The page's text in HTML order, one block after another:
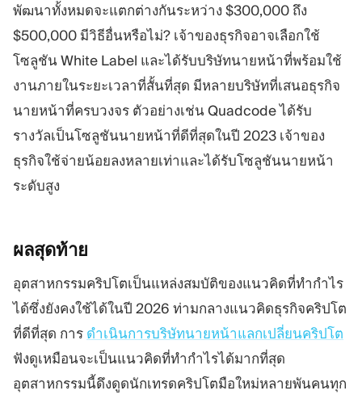
พัฒนาทั้งหมดจะแตกต่างกันระหว่าง $300,000 ถึง
$500,000 มีวิธีอื่นหรือไม่? เจ้าของธุรกิจอาจเลือกใช้
โซลูชัน White Label และได้รับบริษัทนายหน้าที่พร้อมใช้
งานภายในระยะเวลาที่สั้นที่สุด มีหลายบริษัทที่เสนอธุรกิจ
นายหน้าที่ครบวงจร ตัวอย่างเช่น Quadcode ได้รับ
รางวัลเป็นโซลูชันนายหน้าที่ดีที่สุดในปี 2023 เจ้าของ
ธุรกิจใช้จ่ายน้อยลงหลายเท่าและได้รับโซลูชันนายหน้า
ระดับสูง
ผลสุดท้าย
อุตสาหกรรมคริปโตเป็นแหล่งสมบัติของแนวคิดที่ทำกำไร
ได้ซึ่งยังคงใช้ได้ในปี 2026 ท่ามกลางแนวคิดธุรกิจคริปโต
ที่ดีที่สุด การ ดำเนินการบริษัทนายหน้าแลกเปลี่ยนคริปโต
ฟังดูเหมือนจะเป็นแนวคิดที่ทำกำไรได้มากที่สุด
อุตสาหกรรมนี้ดึงดูดนักเทรดคริปโตมือใหม่หลายพันคนทุก